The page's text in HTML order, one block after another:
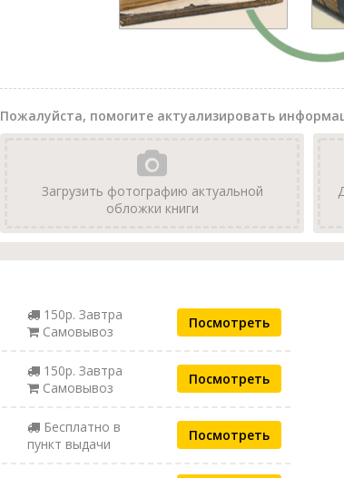
Пожалуйста, помогите актуализировать
Загрузить фотографию актуальной
обложки книги
150р. Завтра
Самовывоз
Посмотреть
150р. Завтра
Самовывоз
Посмотреть
Бесплатно в
пункт выдачи
Посмотреть